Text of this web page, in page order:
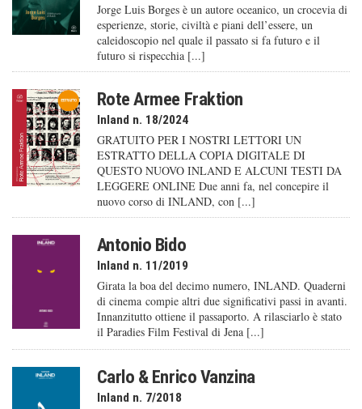
Jorge Luis Borges è un autore oceanico, un crocevia di
esperienze, storie, civiltà e piani dell’essere, un
caleido­scopio nel quale il passato si fa futuro e il
futuro si rispecchia [...]
Rote Armee Fraktion
Inland n. 18/2024
GRATUITO PER I NOSTRI LETTORI UN
ESTRATTO DELLA COPIA DIGITALE DI
QUESTO NUOVO INLAND E ALCUNI TESTI DA
LEGGERE ONLINE Due anni fa, nel concepire il
nuovo corso di INLAND, con [...]
Antonio Bido
Inland n. 11/2019
Girata la boa del decimo numero, INLAND. Quaderni
di cinema compie altri due significativi passi in avanti.
Innanzitutto ottiene il passaporto. A rilasciarlo è stato
il Paradies Film Festival di Jena [...]
Carlo & Enrico Vanzina
Inland n. 7/2018